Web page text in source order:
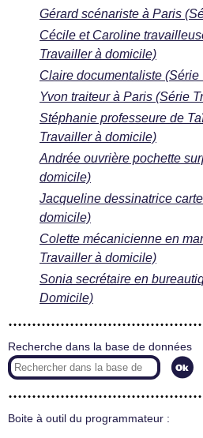
Gérard scénariste à Paris
Cécile et Caroline
Travailler à domicile)
Claire documentaliste
Yvon traiteur à Paris (Série
Stéphanie professeure de
Travailler à domicile)
Andrée ouvrière pochette
domicile)
Jacqueline dessinatrice
domicile)
Colette mécanicienne en
Travailler à domicile)
Sonia secrétaire en
Domicile)
Recherche dans la base de données
Boite à outil du programmateur :